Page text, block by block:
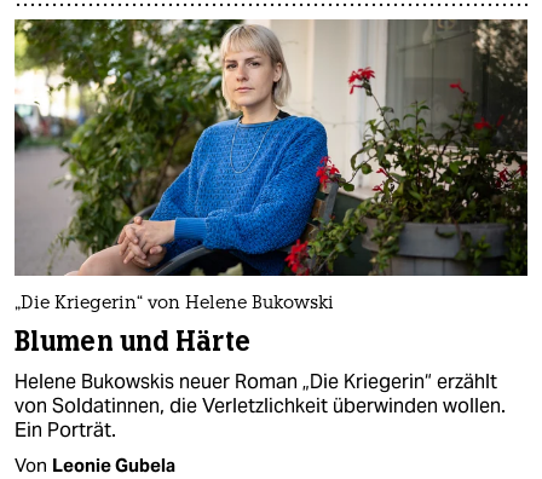
„Die Kriegerin“ von Helene Bukowski
Blumen und Härte
Helene Bukowskis neuer Roman „Die Kriegerin“ erzählt
von Soldatinnen, die Verletzlichkeit überwinden wollen.
Ein Porträt.
Von Leonie Gubela